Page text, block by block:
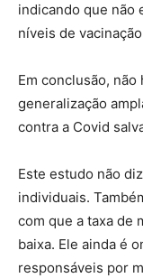
indicando que não
níveis de
Em conclusão,
generalização
contra a Covid
Este estudo não
individuais.
com que a taxa de
baixa. Ele ainda é
responsáveis ​​por